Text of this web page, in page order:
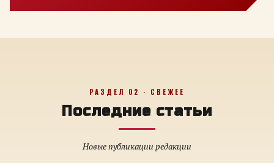
РАЗДЕЛ 02 · СВЕЖЕЕ
Последние статьи
Новые публикации редакции